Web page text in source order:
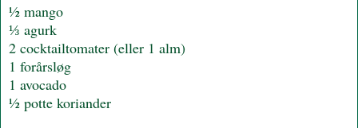
½ mango
⅓ agurk
2 cocktailtomater (eller 1 alm)
1 forårsløg
1 avocado
½ potte koriander